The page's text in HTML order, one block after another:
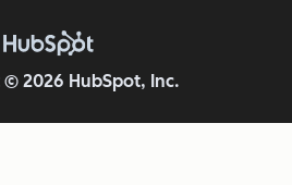
2026 HubSpot, Inc.